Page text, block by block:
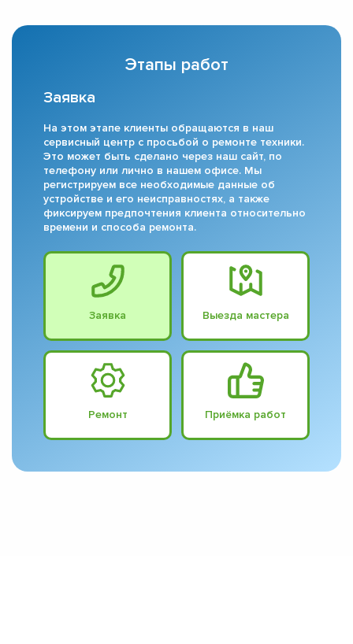
Этапы работ
Заявка
На этом этапе клиенты обращаются в наш
сервисный центр с просьбой о ремонте техники.
Это может быть сделано через наш сайт, по
телефону или лично в нашем офисе. Мы
регистрируем все необходимые данные об
устройстве и его неисправностях, а также
фиксируем предпочтения клиента относительно
времени и способа ремонта.
Заявка Выезда мастера
Ремонт Приёмка работ